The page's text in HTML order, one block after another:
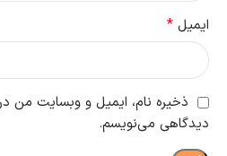
ایمیل *
ذخیره نام، ایمیل و وبسایت من
دیدگاهی می‌نویسم.